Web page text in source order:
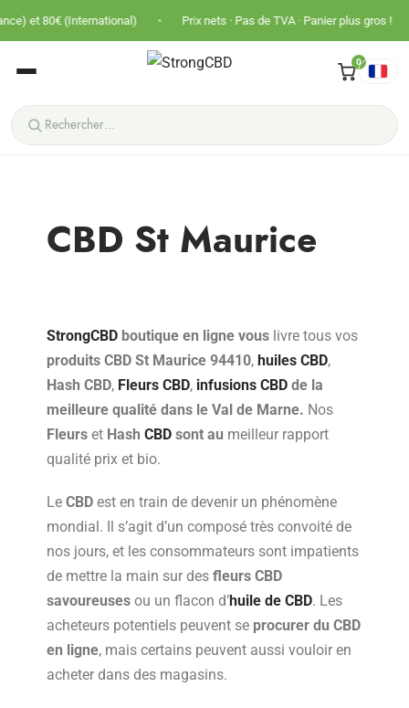
• Prix nets · Pas de TVA · Panier plus gros ! •
0
CBD St Maurice
StrongCBD boutique en ligne vous livre tous vos
produits CBD St Maurice 94410, huiles CBD,
Hash CBD, Fleurs CBD, infusions CBD de la
meilleure qualité dans le Val de Marne. Nos
Fleurs et Hash CBD sont au meilleur rapport
qualité prix et bio.
Le CBD est en train de devenir un phénomène
mondial. Il s’agit d’un composé très convoité de
nos jours, et les consommateurs sont impatients
de mettre la main sur des fleurs CBD
savoureuses ou un flacon d’huile de CBD. Les
acheteurs potentiels peuvent se procurer du CBD
en ligne, mais certains peuvent aussi vouloir en
acheter dans des magasins.